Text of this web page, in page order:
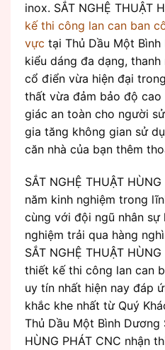
inox. SẮT NGHỆ THUẬT
kế thi công lan can ban
vực tại Thủ Dầu Một
kiểu dáng đa dạng,
cổ điển vừa hiện đại
thất vừa đảm bảo độ cao
giác an toàn cho người
gia tăng không gian sử
căn nhà của bạn thêm
SẮT NGHỆ THUẬT
năm kinh nghiệm trong
cùng với đội ngũ nhân sự
nghiệm trải qua hàng
SẮT NGHỆ THUẬT
thiết kế thi công lan can
uy tín nhất hiện nay đáp
khắc khe nhất từ Quý
Thủ Dầu Một Bình Dương
HÙNG PHÁT CNC nhận